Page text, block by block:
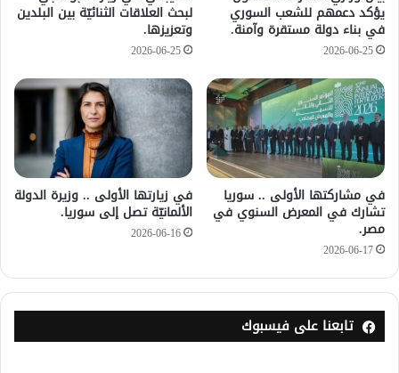
يؤكد دعمهم للشعب السوري
في بناء دولة مستقرة وآمنة.
2026-06-25
لبحث العلاقات الثنائيّة بين البلدين
وتعزيزها.
2026-06-25
في مشاركتها الأولى .. سوريا
تشارك في المعرض السنوي في
مصر.
2026-06-17
في زيارتها الأولى .. وزيرة الدولة
الألمانيّة تصل إلى سوريا.
2026-06-16
تابعنا على فيسبوك